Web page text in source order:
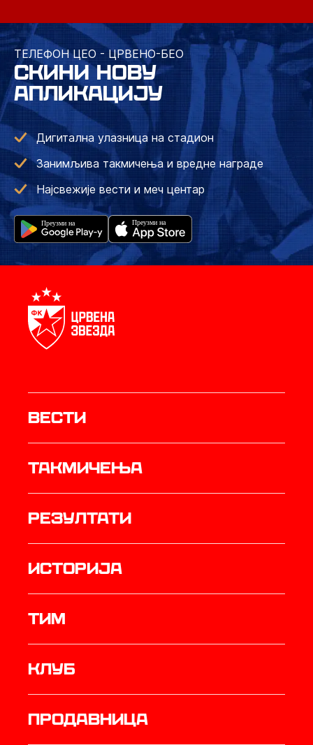
ТЕЛЕФОН ЦЕО - ЦРВЕНО-БЕО
СКИНИ НОВУ
АПЛИКАЦИЈУ
Дигитална улазница на стадион
Занимљива такмичења и вредне награде
Најсвежије вести и меч центар
Вести
Такмичења
резултати
историја
ТИМ
Клуб
продавница